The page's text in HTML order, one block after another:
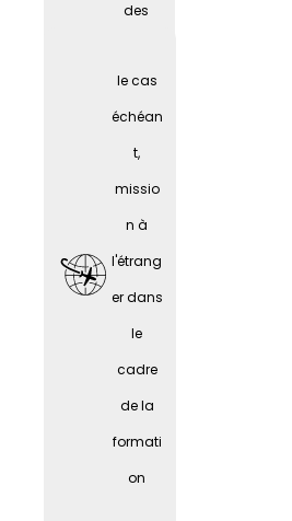
des
nes
âgées
Fêtes
d'entre
le cas
échéan
t,
missio
n à
l'étrang
er dans
le
cadre
de la
formati
on